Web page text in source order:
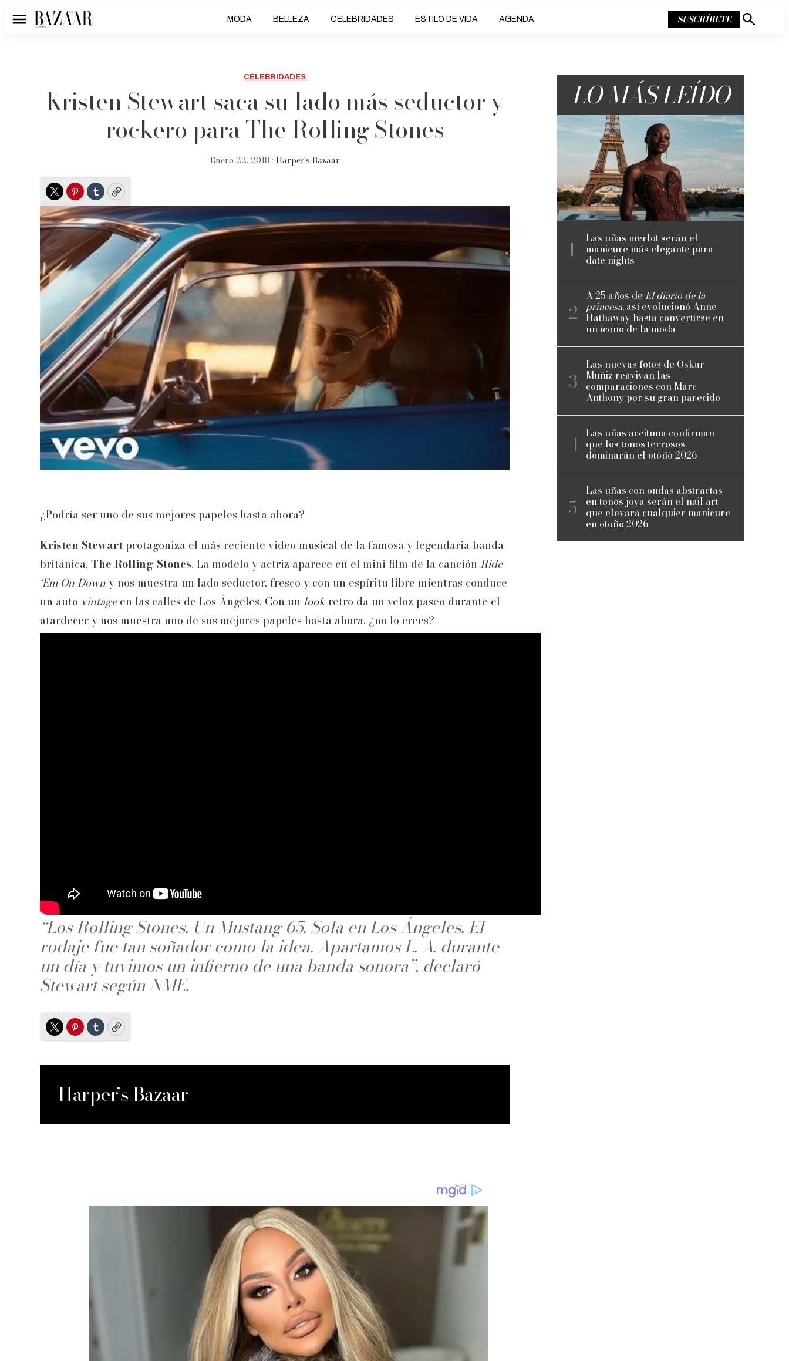
Menú MODA BELLEZA CELEBRIDADES ESTILO DE VIDA AGENDA SUSCRÍBETE
Mostrar
CELEBRIDADES
Kristen Stewart saca su lado más seductor y
rockero para The Rolling Stones
Enero 22, 2018 • Harper’s Bazaar
TwitterPinterest
TumblrCopy
¿Podría ser uno de sus mejores papeles hasta ahora?
Kristen Stewart protagoniza el más reciente video musical de la famosa y legendaria banda
británica, The Rolling Stones. La modelo y actriz aparece en el mini film de la canción Ride
‘Em On Down y nos muestra un lado seductor, fresco y con un espíritu libre mientras conduce
un auto vintageen las calles de Los Ángeles. Con un lookretro da un veloz paseo durante el
atardecer y nos muestra uno de sus mejores papeles hasta ahora, ¿no lo crees?
“Los Rolling Stones. Un Mustang 65. Sola en Los Ángeles. El
rodaje fue tan soñador como la idea. Apartamos L. A. durante
un día y tuvimos un infierno de una banda sonora”, declaró
Stewart según NME.
TwitterPinterest
TumblrCopy
Harper’s Bazaar
LO MÁS LEÍDO
Las uñas merlot serán el
manicure más elegante para
date nights
A 25 años de El diario de la
princesa, así evolucionó Anne
Hathaway hasta convertirse en
un ícono de la moda
Las nuevas fotos de Oskar
Muñiz reavivan las
comparaciones con Marc
Anthony por su gran parecido
Las uñas aceituna confirman
que los tonos terrosos
dominarán el otoño 2026
Las uñas con ondas abstractas
en tonos joya serán el nail art
que elevará cualquier manicure
en otoño 2026